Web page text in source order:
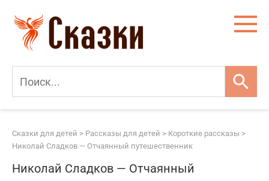
контенту
Сказки для детей > Рассказы для детей > Короткие рассказы >
Николай Сладков — Отчаянный путешественник
Николай Сладков — Отчаянный